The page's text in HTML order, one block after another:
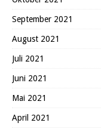
September 2021
August 2021
Juli 2021
Juni 2021
Mai 2021
April 2021